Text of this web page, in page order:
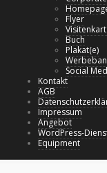
Flyer
Buch
Plakat(e)
Social
Kontakt
AGB
Impressum
Angebot
WordPress-
Equipment